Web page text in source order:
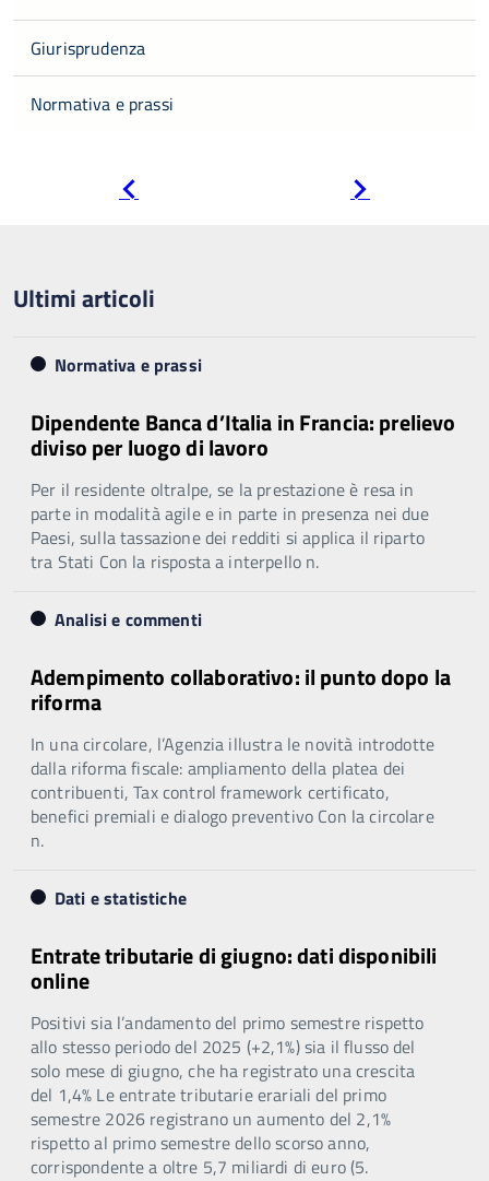
Giurisprudenza
Normativa e prassi
Ultimi articoli
Normativa e prassi
Dipendente Banca d’Italia in Francia: prelievo
diviso per luogo di lavoro
Per il residente oltralpe, se la prestazione è resa in
parte in modalità agile e in parte in presenza nei due
Paesi, sulla tassazione dei redditi si applica il riparto
tra Stati Con la risposta a interpello n.
Analisi e commenti
Adempimento collaborativo: il punto dopo la
riforma
In una circolare, l’Agenzia illustra le novità introdotte
dalla riforma fiscale: ampliamento della platea dei
contribuenti, Tax control framework certificato,
benefici premiali e dialogo preventivo Con la circolare
n.
Dati e statistiche
Entrate tributarie di giugno: dati disponibili
online
Positivi sia l’andamento del primo semestre rispetto
allo stesso periodo del 2025 (+2,1%) sia il flusso del
solo mese di giugno, che ha registrato una crescita
del 1,4% Le entrate tributarie erariali del primo
semestre 2026 registrano un aumento del 2,1%
rispetto al primo semestre dello scorso anno,
corrispondente a oltre 5,7 miliardi di euro (5.